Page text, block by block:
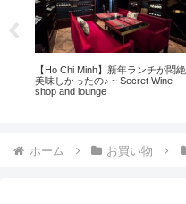
【Ho Chi Minh】新年ランチが悶絶
美味しかったの♪ ~ Secret Wine
shop and lounge
ホーム お買い物